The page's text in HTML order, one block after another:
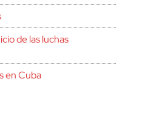
de las luchas
en Cuba